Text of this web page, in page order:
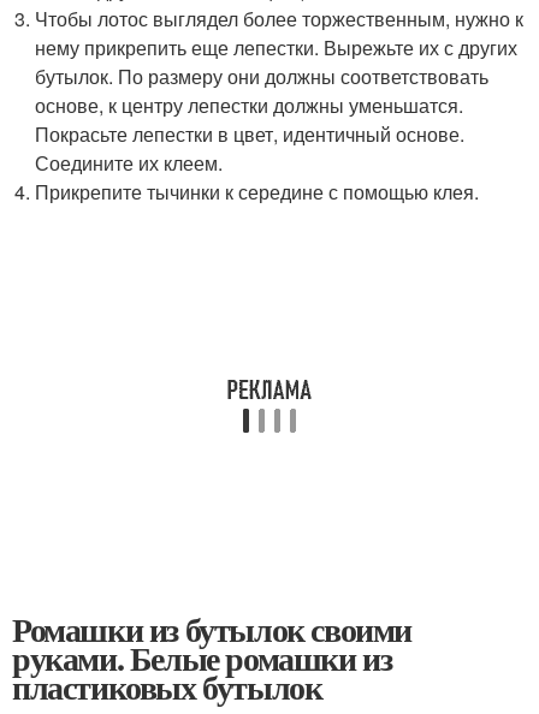
Чтобы лотос выглядел более торжественным, нужно к
нему прикрепить еще лепестки. Вырежьте их с других
бутылок. По размеру они должны соответствовать
основе, к центру лепестки должны уменьшатся.
Покрасьте лепестки в цвет, идентичный основе.
Соедините их клеем.
Прикрепите тычинки к середине с помощью клея.
Ромашки из бутылок своими
руками. Белые ромашки из
пластиковых бутылок